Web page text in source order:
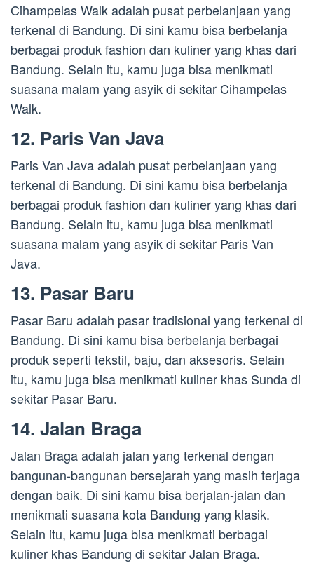
Cihampelas Walk adalah pusat perbelanjaan yang
terkenal di Bandung. Di sini kamu bisa berbelanja
berbagai produk fashion dan kuliner yang khas dari
Bandung. Selain itu, kamu juga bisa menikmati
suasana malam yang asyik di sekitar Cihampelas
Walk.
12. Paris Van Java
Paris Van Java adalah pusat perbelanjaan yang
terkenal di Bandung. Di sini kamu bisa berbelanja
berbagai produk fashion dan kuliner yang khas dari
Bandung. Selain itu, kamu juga bisa menikmati
suasana malam yang asyik di sekitar Paris Van
Java.
13. Pasar Baru
Pasar Baru adalah pasar tradisional yang terkenal di
Bandung. Di sini kamu bisa berbelanja berbagai
produk seperti tekstil, baju, dan aksesoris. Selain
itu, kamu juga bisa menikmati kuliner khas Sunda di
sekitar Pasar Baru.
14. Jalan Braga
Jalan Braga adalah jalan yang terkenal dengan
bangunan-bangunan bersejarah yang masih terjaga
dengan baik. Di sini kamu bisa berjalan-jalan dan
menikmati suasana kota Bandung yang klasik.
Selain itu, kamu juga bisa menikmati berbagai
kuliner khas Bandung di sekitar Jalan Braga.